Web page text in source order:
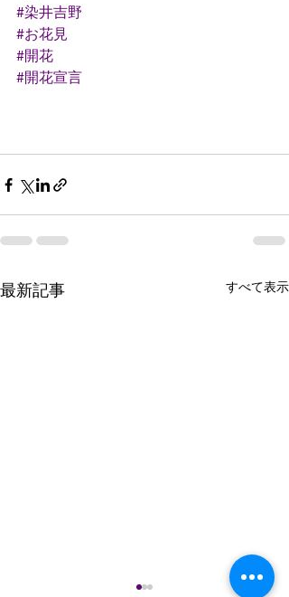
#染井吉野
#お花見
#開花
#開花宣言
最新記事 すべて表示